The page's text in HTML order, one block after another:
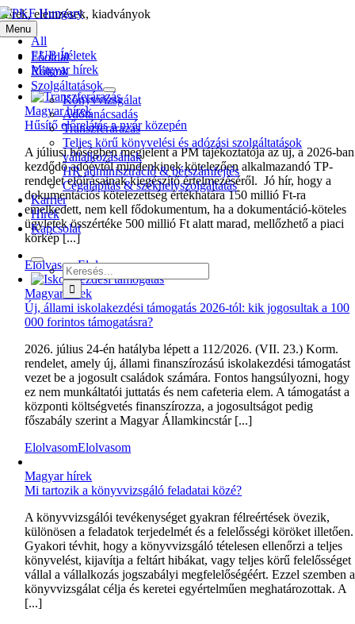
Kihagyás
Menu
Főoldal
Rólunk
Szolgáltatások
Könyvvizsgálat
Adótanácsadás
Transzferárazás
Teljes körű könyvelési és adózási szolgáltatások
vállalkozásának
HR adminisztráció & bérszámfejtés
Cégalapítás & székhelyszolgáltatás
Karrier
Hírek
Kapcsolat
Keresés...
Hírek, elemzések, kiadványok
All
EUB Ítéletek
Magyar hírek
Magyar hírek
Hűsítő előrelátás a nyár közepén
A júliusi hőségben megjelent a PM tájékoztatója az új, a 2026-ban
kezdődő adóévtől mindenkinek kötelezően alkalmazandó TP-
rendelet előírásainak kiegészítő értelmezéséről. Jó hír, hogy a
dokumentációs kötelezettség értékhatára 150 millió Ft-ra
emelkedett, nem kell fődokumentum, ha a dokumentáció-köteles
ügyletek összértéke 500 millió Ft alatt marad, mellőzhető a piaci
körkép [...]
ElolvasomElolvasom
Magyar hírek
Új, állami iskolakezdési támogatás 2026-tól: kik jogosultak a 100
000 forintos támogatásra?
2026. július 24-én hatályba lépett a 112/2026. (VII. 23.) Korm.
rendelet, amely új, állami finanszírozású iskolakezdési támogatást
vezet be a jogosult családok számára. Fontos hangsúlyozni, hogy
ez nem munkáltatói juttatás és nem cafeteria elem. A támogatást a
központi költségvetés finanszírozza, a jogosultságot pedig
főszabály szerint a Magyar Államkincstár [...]
ElolvasomElolvasom
Magyar hírek
Mi tartozik a könyvvizsgáló feladatai közé?
A könyvvizsgálói tevékenységet gyakran félreértések övezik,
különösen a feladatok terjedelmét és a felelősségi köröket illetően.
Gyakori tévhit, hogy a könyvvizsgáló tételesen ellenőrzi a teljes
könyvelést, kijavítja a feltárt hibákat, vagy teljes körű felelősséget
vállal a vállalkozás jogszabályi megfelelőségéért. Ezzel szemben a
könyvvizsgálat célja és keretei egyértelműen meghatározottak. A
[...]